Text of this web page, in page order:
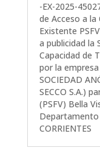
-EX-2025-
de Acceso a la
Existente
a publicidad la
Capacidad de
por la empresa
SOCIEDAD
SECCO S.A.)
(PSFV) Bella
Departamento
CORRIENTES